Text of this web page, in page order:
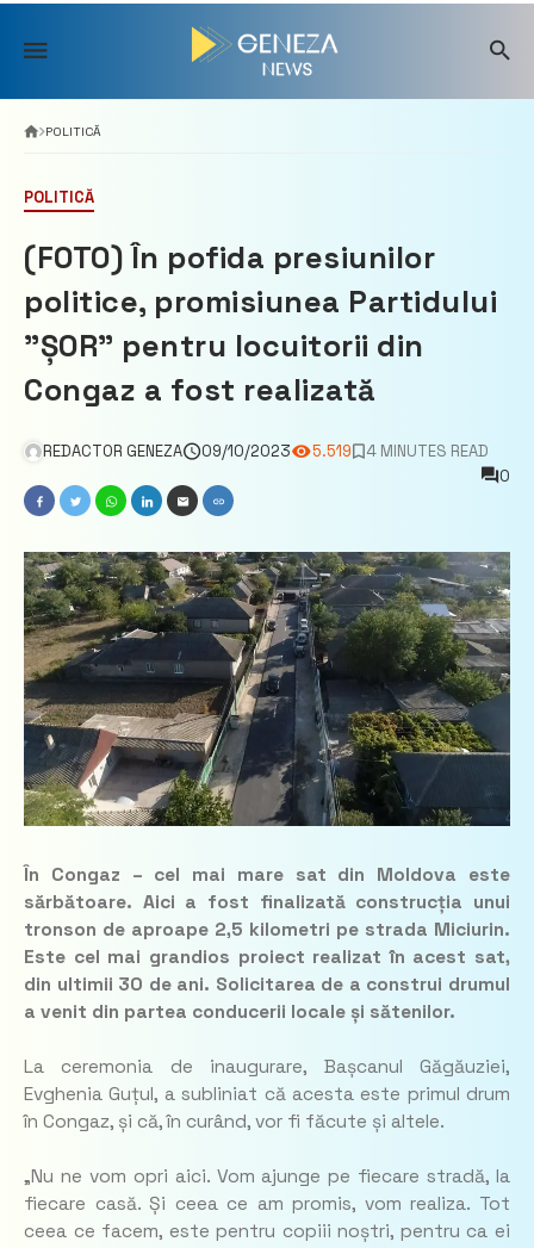
Skip
content
POLITICĂ
POLITICĂ
(FOTO) În pofida presiunilor
politice, promisiunea Partidului
”ȘOR” pentru locuitorii din
Congaz a fost realizată
REDACTOR GENEZA 09/10/2023 5.519
4 MINUTES READ
0
În Congaz – cel mai mare sat din Moldova este
sărbătoare. Aici a fost finalizată construcția unui
tronson de aproape 2,5 kilometri pe strada Miciurin.
Este cel mai grandios proiect realizat în acest sat,
din ultimii 30 de ani. Solicitarea de a construi drumul
a venit din partea conducerii locale și sătenilor.
La ceremonia de inaugurare, Bașcanul Găgăuziei,
Evghenia Guțul, a subliniat că acesta este primul drum
în Congaz, și că, în curând, vor fi făcute și altele.
„Nu ne vom opri aici. Vom ajunge pe fiecare stradă, la
fiecare casă. Și ceea ce am promis, vom realiza. Tot
ceea ce facem, este pentru copiii noștri, pentru ca ei